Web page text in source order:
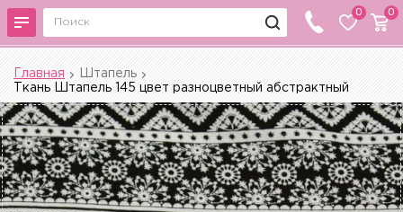
0 0
Главная
Штапель
Ткань Штапель 145 цвет разноцветный абстрактный